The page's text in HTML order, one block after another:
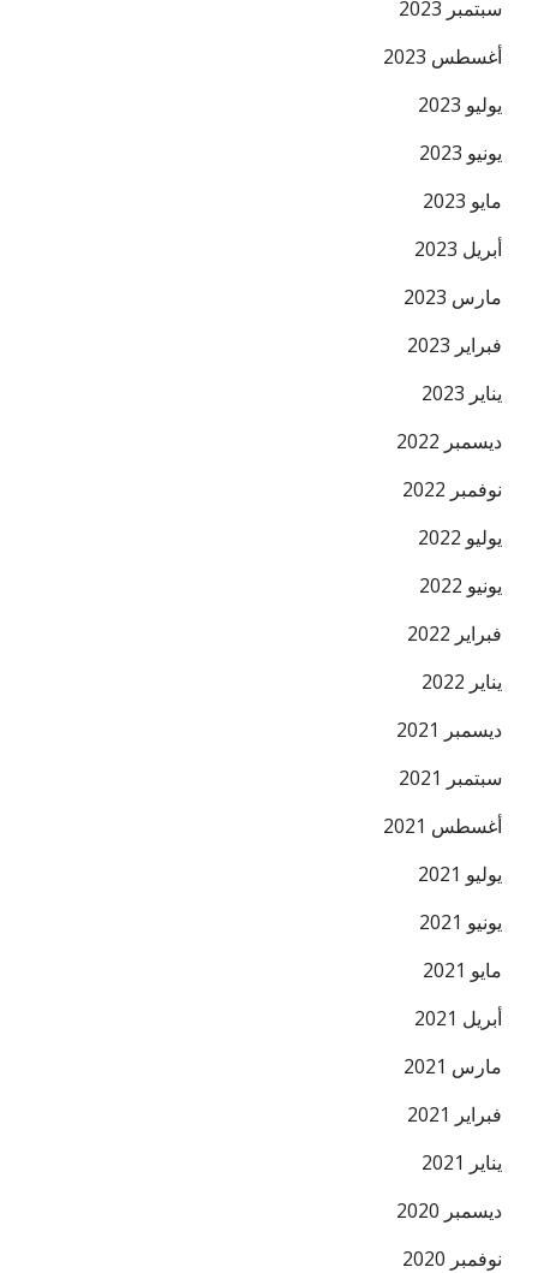
سبتمبر 2023
أغسطس 2023
يوليو 2023
يونيو 2023
مايو 2023
أبريل 2023
مارس 2023
فبراير 2023
يناير 2023
ديسمبر 2022
نوفمبر 2022
يوليو 2022
يونيو 2022
فبراير 2022
يناير 2022
ديسمبر 2021
سبتمبر 2021
أغسطس 2021
يوليو 2021
يونيو 2021
مايو 2021
أبريل 2021
مارس 2021
فبراير 2021
يناير 2021
ديسمبر 2020
نوفمبر 2020